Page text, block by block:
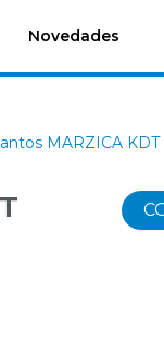
Novedades
MARZICA